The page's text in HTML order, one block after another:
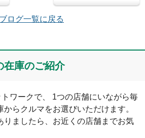
角英数）
ブログ一覧に戻る
在庫のご紹介
ワークで、 1つの店舗にいながら毎
からクルマをお選びいただけます。
りましたら、お近くの店舗までお気